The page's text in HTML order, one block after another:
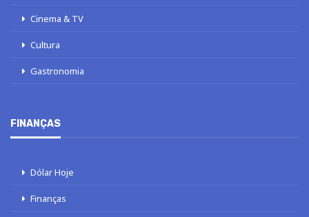
Cinema & TV
Cultura
Gastronomia
FINANÇAS
Dólar Hoje
Finanças